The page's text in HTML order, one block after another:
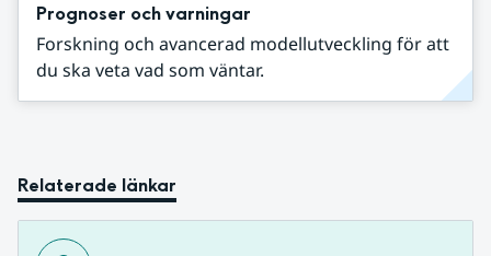
Prognoser och varningar
Forskning och avancerad modellutveckling för att
du ska veta vad som väntar.
Relaterade länkar